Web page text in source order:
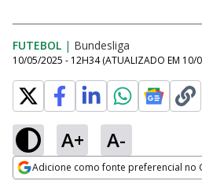
FUTEBOL | Bundesliga
10/05/2025 - 12H34 (ATUALIZADO EM 10/
A+ A-
Adicione como fonte preferencial no